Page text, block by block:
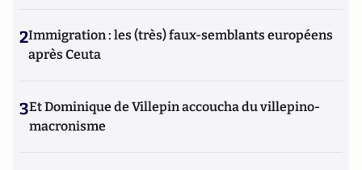
2Immigration : les (très) faux-semblants européens
après Ceuta
3Et Dominique de Villepin accoucha du villepino-
macronisme